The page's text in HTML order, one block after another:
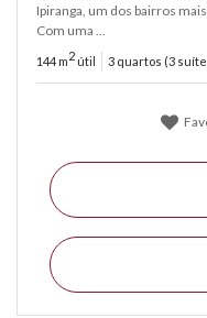
Ipiranga, um dos bairros
Com uma ...
144 m2 útil 3 quartos (3